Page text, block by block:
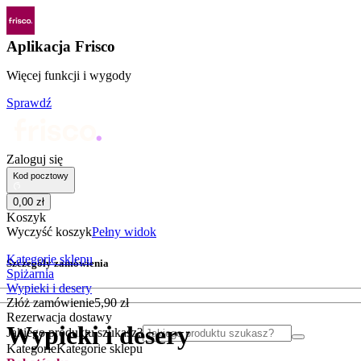
Aplikacja Frisco
Więcej funkcji i wygody
Sprawdź
Zaloguj się
Kod pocztowy
0,00 zł
Koszyk
Wyczyść koszykPełny widok
Szczegóły zamówienia
Złóż zamówienie5,90 zł
Rezerwacja dostawy
Jakiego produktu szukasz?
KategorieKategorie sklepu
Kategorie sklepu
Spiżarnia
Wypieki i desery
Wypieki i desery